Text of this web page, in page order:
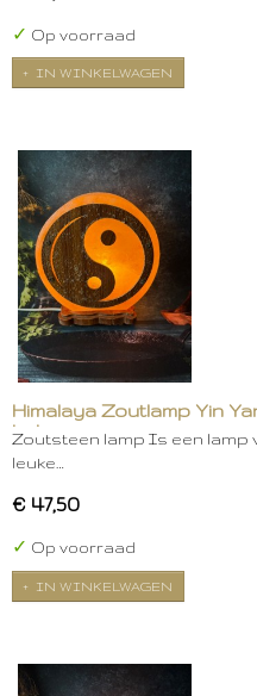
✓ Op voorraad
IN WINKELWAGEN
Himalaya Zoutlamp Yin
halen
Zoutsteen lamp Is een lamp
leuke…
€ 47,50
✓ Op voorraad
IN WINKELWAGEN